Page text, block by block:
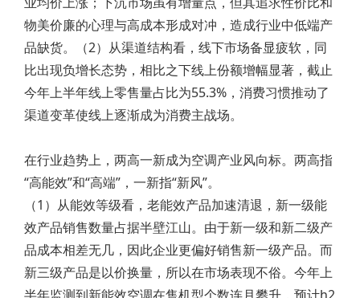
物美价廉的心理与高成本形成对冲，造成行业中低端产
品缺货。（2）从渠道结构看，线下市场备显疲软，同
比出现负增长态势，相比之下线上份额增幅显著，截止
今年上半年线上零售量占比为55.3%，消费习惯推动了
渠道变革使线上逐渐成为消费主战场。
在行业趋势上，两高一新成为空调产业风向标。两高指
“高能效”和“高端”，一新指“新风”。
（1）从能效等级看，老能效产品加速清退，新一级能
效产品销售数量占据半壁江山。由于新一级和新二级产
品成本相差无几，因此企业更偏好销售新一级产品。而
新三级产品是以价换量，所以在市场表现不俗。今年上